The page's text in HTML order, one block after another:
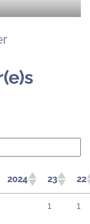
2024 23 22
1 1